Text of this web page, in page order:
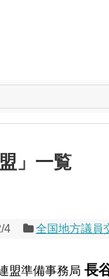
」 一覧
4 全国地方議員
盟準備事務局 長